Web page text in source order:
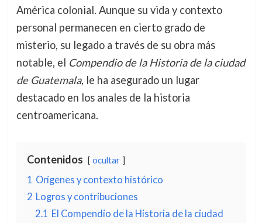
América colonial. Aunque su vida y contexto
personal permanecen en cierto grado de
misterio, su legado a través de su obra más
notable, el Compendio de la Historia de la ciudad
de Guatemala, le ha asegurado un lugar
destacado en los anales de la historia
centroamericana.
Contenidos ocultar
1 Orígenes y contexto histórico
2 Logros y contribuciones
2.1 El Compendio de la Historia de la ciudad